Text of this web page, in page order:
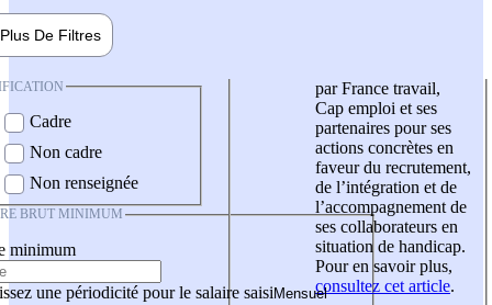
Plus De Filtres
Cadre
Non cadre
Non renseignée
BRUT MINIMUM
minimum
une périodicité pour le salaire saisi
par France travail,
Cap emploi et ses
partenaires pour ses
actions concrètes en
faveur du recrutement,
de l’intégration et de
l’accompagnement de
ses collaborateurs en
situation de handicap.
Pour en savoir plus,
consultez cet article.